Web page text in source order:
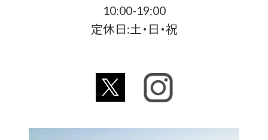
10:00-19:00
定休日:土・日・祝